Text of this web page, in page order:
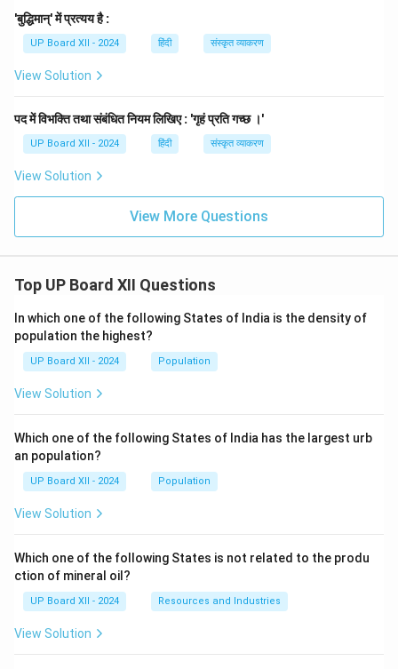
'बुद्धिमान्' में प्रत्यय है :
UP Board XII - 2024 हिंदी संस्कृत व्याकरण
View Solution
पद में विभक्ति तथा संबंधित नियम लिखिए : 'गृहं प्रति गच्छ ।'
UP Board XII - 2024 हिंदी संस्कृत व्याकरण
View Solution
View More Questions
Top UP Board XII Questions
In which one of the following States of India is the density of
population the highest?
UP Board XII - 2024 Population
View Solution
Which one of the following States of India has the largest urb
an population?
UP Board XII - 2024 Population
View Solution
Which one of the following States is not related to the produ
ction of mineral oil?
UP Board XII - 2024 Resources and Industries
View Solution